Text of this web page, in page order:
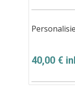
40,00 €